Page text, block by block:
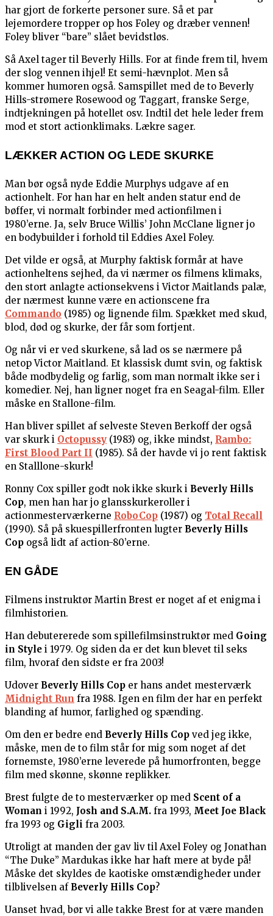
har gjort de forkerte personer sure. Så et par
lejemordere tropper op hos Foley og dræber vennen!
Foley bliver “bare” slået bevidstløs.
Så Axel tager til Beverly Hills. For at finde frem til, hvem
der slog vennen ihjel! Et semi-hævnplot. Men så
kommer humoren også. Samspillet med de to Beverly
Hills-strømere Rosewood og Taggart, franske Serge,
indtjekningen på hotellet osv. Indtil det hele leder frem
mod et stort actionklimaks. Lækre sager.
LÆKKER ACTION OG LEDE SKURKE
Man bør også nyde Eddie Murphys udgave af en
actionhelt. For han har en helt anden statur end de
bøffer, vi normalt forbinder med actionfilmen i
1980’erne. Ja, selv Bruce Willis’ John McClane ligner jo
en bodybuilder i forhold til Eddies Axel Foley.
Det vilde er også, at Murphy faktisk formår at have
actionheltens sejhed, da vi nærmer os filmens klimaks,
den stort anlagte actionsekvens i Victor Maitlands palæ,
der nærmest kunne være en actionscene fra
Commando (1985) og lignende film. Spækket med skud,
blod, død og skurke, der får som fortjent.
Og når vi er ved skurkene, så lad os se nærmere på
netop Victor Maitland. Et klassisk dumt svin, og faktisk
både modbydelig og farlig, som man normalt ikke ser i
komedier. Nej, han ligner noget fra en Seagal-film. Eller
måske en Stallone-film.
Han bliver spillet af selveste Steven Berkoff der også
var skurk i Octopussy (1983) og, ikke mindst, Rambo:
First Blood Part II (1985). Så der havde vi jo rent faktisk
en Stalllone-skurk!
Ronny Cox spiller godt nok ikke skurk i Beverly Hills
Cop, men han har jo glansskurkeroller i
actionmesterværkerne RoboCop (1987) og Total Recall
(1990). Så på skuespillerfronten lugter Beverly Hills
Cop også lidt af action-80’erne.
EN GÅDE
Filmens instruktør Martin Brest er noget af et enigma i
filmhistorien.
Han debutererede som spillefilmsinstruktør med Going
in Style i 1979. Og siden da er det kun blevet til seks
film, hvoraf den sidste er fra 2003!
Udover Beverly Hills Cop er hans andet mesterværk
Midnight Run fra 1988. Igen en film der har en perfekt
blanding af humor, farlighed og spænding.
Om den er bedre end Beverly Hills Cop ved jeg ikke,
måske, men de to film står for mig som noget af det
fornemste, 1980’erne leverede på humorfronten, begge
film med skønne, skønne replikker.
Brest fulgte de to mesterværker op med Scent of a
Woman i 1992, Josh and S.A.M. fra 1993, Meet Joe Black
fra 1993 og Gigli fra 2003.
Utroligt at manden der gav liv til Axel Foley og Jonathan
“The Duke” Mardukas ikke har haft mere at byde på!
Måske det skyldes de kaotiske omstændigheder under
tilblivelsen af Beverly Hills Cop?
Uanset hvad, bør vi alle takke Brest for at være manden